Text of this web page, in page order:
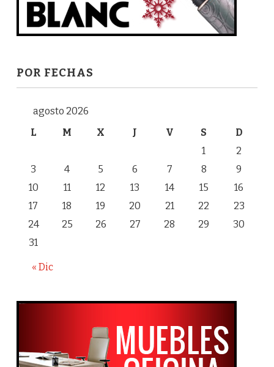
POR FECHAS
agosto 2026
L
M X J V S D
« Dic
1
2
3
4 5 6 7 8
9
10
11 12 13 14 15
16
17
18 19 20 21 22
23
24
25 26 27 28 29
30
31